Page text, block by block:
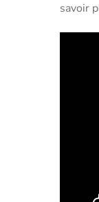
savoir